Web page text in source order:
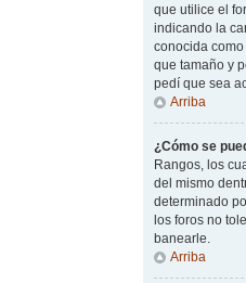
que utilice el
indicando la
conocida
que tamaño y
pedí que sea
Arriba
¿Cómo se
Rangos, los
del mismo
determinado
los foros no
banearle.
Arriba